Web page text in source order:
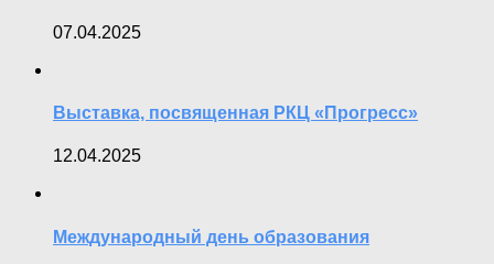
07.04.2025
Выставка, посвященная РКЦ «Прогресс»
12.04.2025
Международный день образования